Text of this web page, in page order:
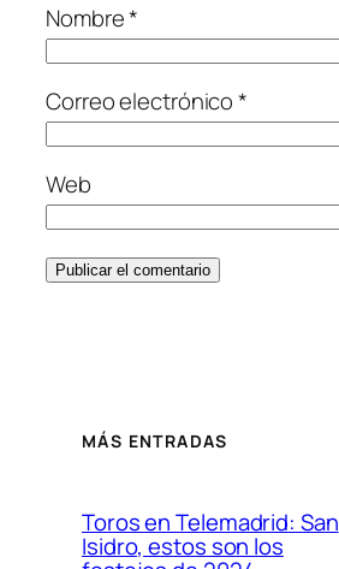
Nombre*
Correo electrónico*
Web
MÁS ENTRADAS
Toros en Telemadrid: San
Isidro, estos son los